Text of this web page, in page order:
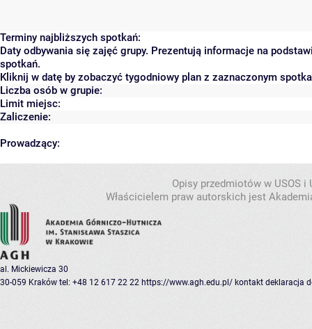
Terminy najbliższych spotkań:
Daty odbywania się zajęć grupy. Prezentują informacje na
spotkań.
Kliknij w datę by zobaczyć tygodniowy plan z zaznaczonym
Liczba osób w grupie:
Limit miejsc:
Zaliczenie:
Prowadzący:
Opisy przedmiotów w USOS
Właścicielem praw autorskich jest
al. Mickiewicza 30
30-059 Kraków tel: +48 12 617 22 22 https://www.agh.edu.pl/ kontakt deklaracja